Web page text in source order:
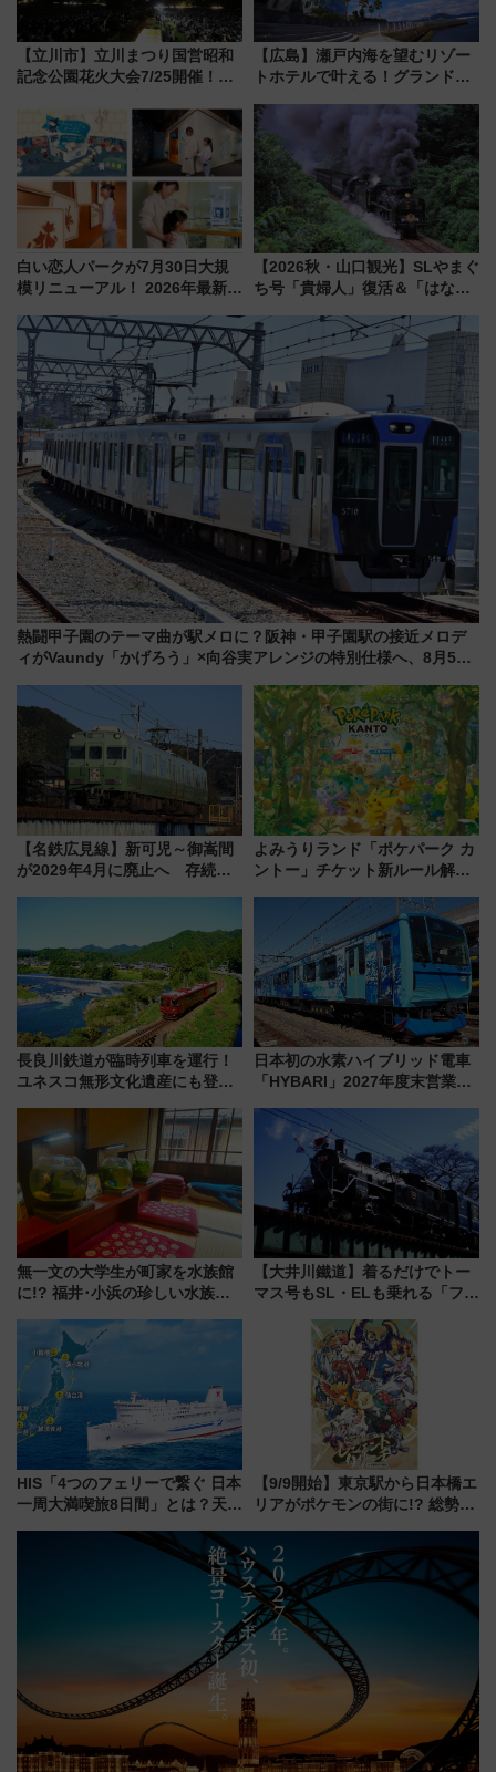
【立川市】立川まつり国営昭和
記念公園花火大会7/25開催！
混雑に要注意、その理由は
【広島】瀬戸内海を望むリゾー
トホテルで叶える！グランドプ
ディング＆カジュアルパーティ
ープラン
白い恋人パークが7月30日大規
模リニューアル！ 2026年最新の
と料金・アクセスを徹底解説
（札幌市）
【2026秋・山口観光】SLやまぐ
ち号「貴婦人」復活＆「はなあ
注目観光列車まとめ きっぷの取
り方は？
熱闘甲子園のテーマ曲が駅メロに？阪神・甲子園駅の接近メロデ
ィがVaundy「かげろう」×向谷実アレンジの特別仕様へ、8月5日
【名鉄広見線】新可児～御嵩間
が2029年4月に廃止へ 存続協
よみうりランド「ポケパーク カ
ントー」チケット新ルール解
本人確認が11月スタート
長良川鉄道が臨時列車を運行！
ユネスコ無形文化遺産にも登録
に 乗車には予約が必要
日本初の水素ハイブリッド電車
「HYBARI」2027年度末営業運
で水素利活用が加速
無一文の大学生が町家を水族館
に!? 福井･小浜の珍しい水族
作体験、鯖街道の御食国など 小
浜観光レポ 第2弾
【大井川鐵道】着るだけでトー
マス号もSL・ELも乗れる「フリ
受注販売
HIS「4つのフェリーで繋ぐ 日本
一周大満喫旅8日間」とは？天橋
の絶景＆限定グルメを網羅！煩
雑な手続きも不要でお手軽に楽
【9/9開始】東京駅から日本橋エ
リアがポケモンの街に!? 総勢
リサーチ」本格謎解き・グッズ
情報まとめ